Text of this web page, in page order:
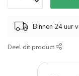
Binnen 24 uur
Deel dit product